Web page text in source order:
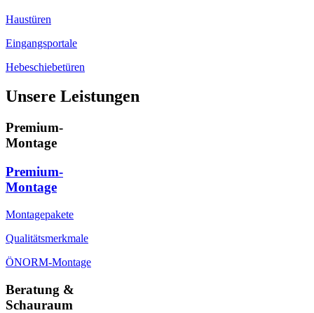
Haustüren
Eingangsportale
Hebeschiebetüren
Unsere Leistungen
Premium-
Montage
Premium-
Montage
Montagepakete
Qualitätsmerkmale
ÖNORM-Montage
Beratung &
Schauraum